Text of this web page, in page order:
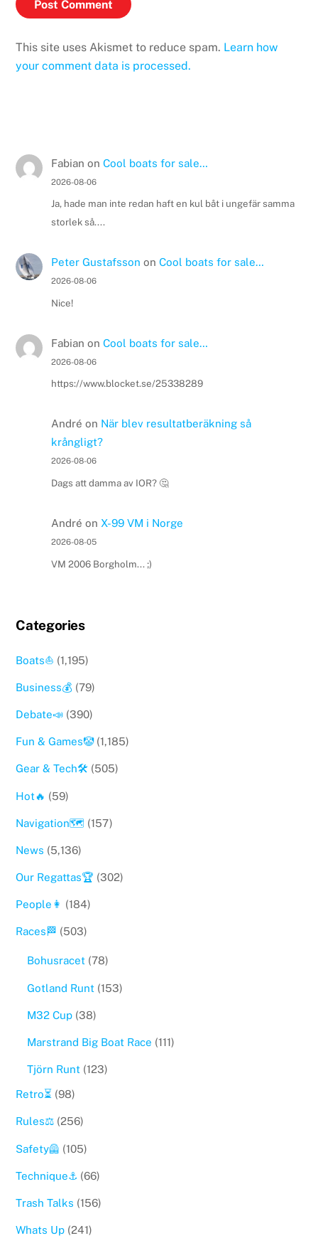
This site uses Akismet to reduce spam. Learn how
your comment data is processed.
Fabian on Cool boats for sale…
2026-08-06
Ja, hade man inte redan haft en kul båt i ungefär samma
storlek så....
Peter Gustafsson on Cool boats for sale…
2026-08-06
Nice!
Fabian on Cool boats for sale…
2026-08-06
https://www.blocket.se/25338289
André on När blev resultatberäkning så
krångligt?
2026-08-06
Dags att damma av IOR? 🤔
André on X-99 VM i Norge
2026-08-05
VM 2006 Borgholm... ;)
Categories
Boats⛵️ (1,195)
Business💰 (79)
Debate📣 (390)
Fun & Games🤡(1,185)
Gear & Tech🛠 (505)
Hot🔥 (59)
Navigation🗺 (157)
News (5,136)
Our Regattas🏆 (302)
People👩 (184)
Races🏁 (503)
Bohusracet(78)
Gotland Runt(153)
M32 Cup(38)
Marstrand Big Boat Race (111)
Tjörn Runt(123)
Retro⏳ (98)
Rules⚖️ (256)
Safety🦺 (105)
Technique⚓️ (66)
Trash Talks (156)
Whats Up (241)